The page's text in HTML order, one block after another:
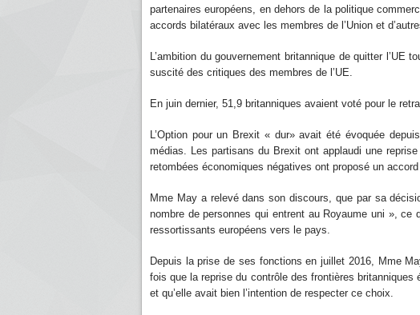
partenaires européens, en dehors de la politique
accords bilatéraux avec les membres de l’Union et
L’ambition du gouvernement britannique de quitter
suscité des critiques des membres de l’UE.
En juin dernier, 51,9 britanniques avaient voté pour le
L’Option pour un Brexit « dur» avait été évoquée
médias. Les partisans du Brexit ont applaudi une
retombées économiques négatives ont proposé un
Mme May a relevé dans son discours, que par sa
nombre de personnes qui entrent au Royaume uni »,
ressortissants européens vers le pays.
Depuis la prise de ses fonctions en juillet 2016, Mme
fois que la reprise du contrôle des frontières
et qu’elle avait bien l’intention de respecter ce choix.